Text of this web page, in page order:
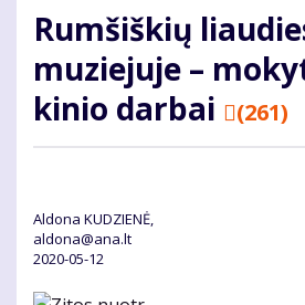
Rum­šiš­kių
mu­zie­ju­je –
ki­nio dar­bai
(261)
Aldona KUDZIENĖ,
aldona@ana.lt
2020-05-12